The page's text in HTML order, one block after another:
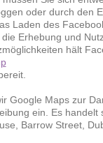
oder durch den
Laden des
Erhebung und
hält
Google Maps zur
ein. Es
Barrow Street,